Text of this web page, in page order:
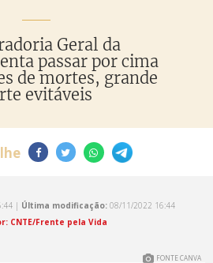
Geral da
passar por cima
de mortes, grande
evitáveis
| Última modificação: 08/11/2022 16:44
CNTE/Frente pela Vida
FONTE CANVA